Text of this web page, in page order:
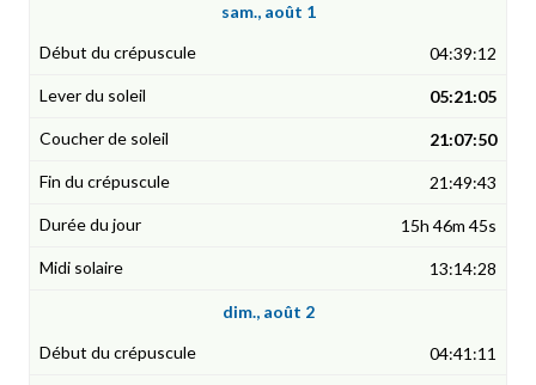
sam., août 1
04:39:12
05:21:05
21:07:50
21:49:43
15h 46m 45s
13:14:28
dim., août 2
04:41:11